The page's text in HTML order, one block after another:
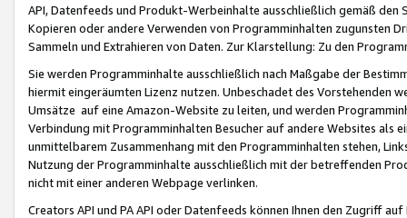
API, Datenfeeds und Produkt-Werbeinhalte ausschließlich gemäß
Kopieren oder andere Verwenden von Programminhalten zugunsten
Sammeln und Extrahieren von Daten. Zur Klarstellung: Zu den
Sie werden Programminhalte ausschließlich nach Maßgabe der
hiermit eingeräumten Lizenz nutzen. Unbeschadet des Vorstehenden
Umsätze auf eine Amazon-Website zu leiten, und werden
Verbindung mit Programminhalten Besucher auf andere Websites als
unmittelbarem Zusammenhang mit den Programminhalten stehen,
Nutzung der Programminhalte ausschließlich mit der betreffenden
nicht mit einer anderen Webpage verlinken.
Creators API und PA API oder Datenfeeds können Ihnen den Zugriff